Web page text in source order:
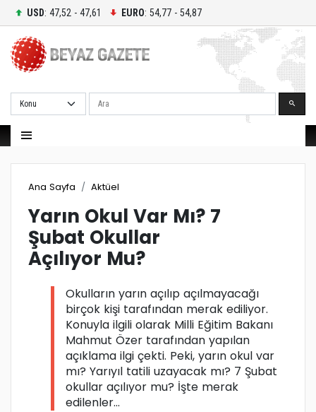
USD: 47,52 - 47,61 EURO: 54,77 - 54,87
Ara
Ana Sayfa Aktüel
Yarın Okul Var Mı? 7
Şubat Okullar
Açılıyor Mu?
Okulların yarın açılıp açılmayacağı
birçok kişi tarafından merak ediliyor.
Konuyla ilgili olarak Milli Eğitim Bakanı
Mahmut Özer tarafından yapılan
açıklama ilgi çekti. Peki, yarın okul var
mı? Yarıyıl tatili uzayacak mı? 7 Şubat
okullar açılıyor mu? İşte merak
edilenler...